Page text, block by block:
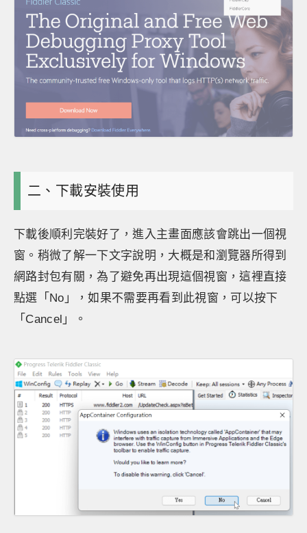
二、下載安裝使用
下載後順利完裝好了，進入主畫面應該會跳出一個視
窗。稍微了解一下文字說明，大概是和瀏覽器所得到
網路封包有關，為了避免再出現這個視窗，這裡直接
點選「No」，如果不需要再看到此視窗，可以按下
「Cancel」。